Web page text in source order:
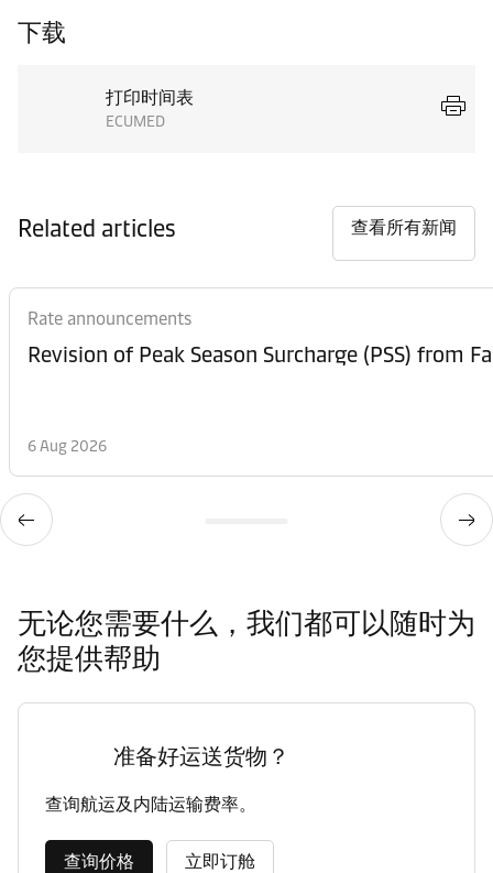
下载
打印时间表
ECUMED
Related articles 查看所有新闻
Rate announcements
6 Aug 2026
无论您需要什么，我们都可以随时为
您提供帮助
准备好运送货物？
查询航运及内陆运输费率。
查询价格 立即订舱